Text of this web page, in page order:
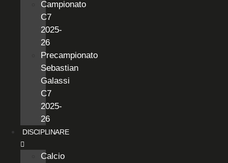
Campionato
C7
2025-
26
Precampionato
Sebastian
Galassi
C7
2025-
26
DISCIPLINARE
Calcio